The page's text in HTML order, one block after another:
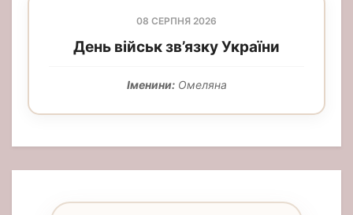
08 СЕРПНЯ 2026
День військ зв’язку України
Іменини:Омеляна